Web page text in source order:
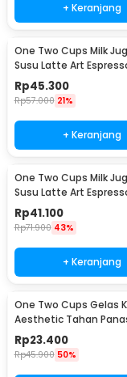
+ Keranjang
One Two Cups Milk
Susu Latte Art
Stainless Steel 600ml -
Rp45.300
Rp57.000 21%
+ Keranjang
One Two Cups Milk
Susu Latte Art
Stainless Steel 350ml -
Rp41.100
Rp71.900 43%
+ Keranjang
One Two Cups Gelas
Aesthetic Tahan
Wall Glass 433ml -
Rp23.400
Rp45.900 50%